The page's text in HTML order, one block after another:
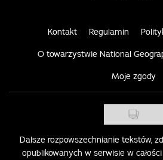
Kontakt Regulamin
O towarzystwie National
Moje zgody
Dalsze rozpowszechnianie tekstów,
opublikowanych w serwisie w